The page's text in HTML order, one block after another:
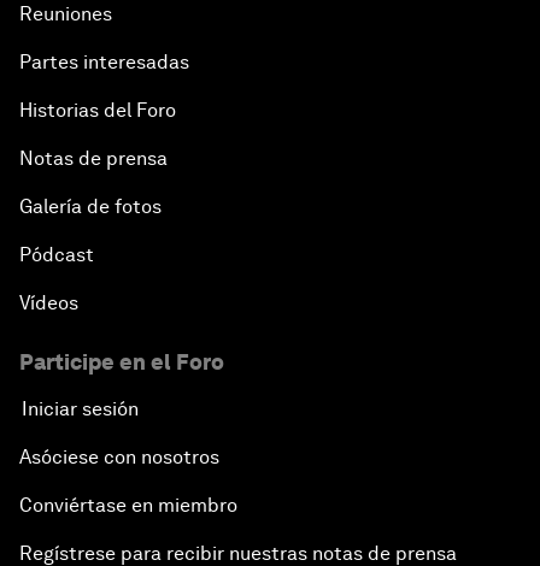
Reuniones
Partes interesadas
Historias del Foro
Notas de prensa
Galería de fotos
Pódcast
Vídeos
Participe en el Foro
Iniciar sesión
Asóciese con nosotros
Conviértase en miembro
Regístrese para recibir nuestras notas de prensa